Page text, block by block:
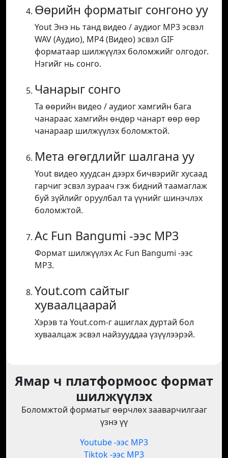
Өөрийн форматыг сонгоно уу
Yout Энэ нь танд видео / аудиог MP3 эсвэл
WAV (Аудио), MP4 (Видео) эсвэл GIF
форматаар шилжүүлэх боломжийг олгодог.
Нэгийг нь сонго.
Чанарыг сонго
Та өөрийн видео / аудиог хамгийн бага
чанараас хамгийн өндөр чанарт өөр өөр
чанараар шилжүүлэх боломжтой.
Мета өгөгдлийг шалгана уу
Yout видео хуудсан дээрх бичвэрийг хусаад
гарчиг эсвэл зураач гэж бидний таамаглаж
буй зүйлийг оруулбал та үүнийг шинэчлэх
боломжтой.
Ac Fun Bangumi -ээс MP3
Формат шилжүүлэх Ac Fun Bangumi -ээс
MP3.
Yout.com сайтыг
хуваалцаарай
Хэрэв та Yout.com-г ашиглах дуртай бол
хуваалцаж эсвэл найзууддаа үзүүлээрэй.
Ямар ч платформоос формат
шилжүүлэх
Боломжтой форматыг өөрчлөх зааварчилгааг
үзнэ үү
Youtube -ээс MP3
Tiktok -ээс MP3